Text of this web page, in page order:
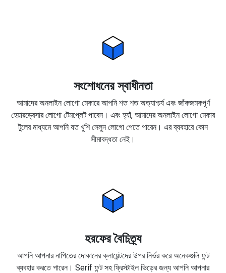
সংশোধনের স্বাধীনতা
আমাদের অনলাইন লোগো মেকারে আপনি শত শত অত্যাশ্চর্য এবং জাঁকজমকপূর্ণ
হেয়ারড্রেসার লোগো টেমপ্লেট পাবেন। এবং হ্যাঁ, আমাদের অনলাইন লোগো মেকার
টুলের মাধ্যমে আপনি যত খুশি সেলুন লোগো পেতে পারেন। এর ব্যবহারে কোন
সীমাবদ্ধতা নেই।
হরফের বৈচিত্র্য
আপনি আপনার নাপিতের দোকানের ক্লায়েন্টদের উপর নির্ভর করে অনেকগুলি ফন্ট
ব্যবহার করতে পারেন। Serif ফন্ট সহ ফ্রিস্টাইল ভিড়ের জন্য আপনি আপনার